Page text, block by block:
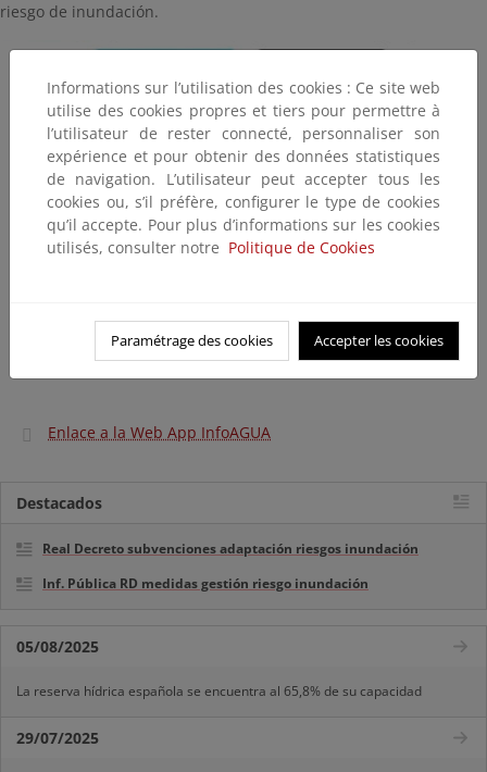
riesgo de inundación.
Enlace a la Web App InfoAGUA
Destacados
Real Decreto subvenciones adaptación riesgos inundación
Inf. Pública RD medidas gestión riesgo inundación
05/08/2025
La reserva hídrica española se encuentra al 65,8% de su capacidad
29/07/2025
Informations sur l’utilisation des cookies : Ce site web
utilise des cookies propres et tiers pour permettre à
l’utilisateur de rester connecté, personnaliser son
expérience et pour obtenir des données statistiques
de navigation. L’utilisateur peut accepter tous les
cookies ou, s’il préfère, configurer le type de cookies
qu’il accepte. Pour plus d’informations sur les cookies
utilisés, consulter notre Politique de Cookies
Paramétrage des cookies Accepter les cookies